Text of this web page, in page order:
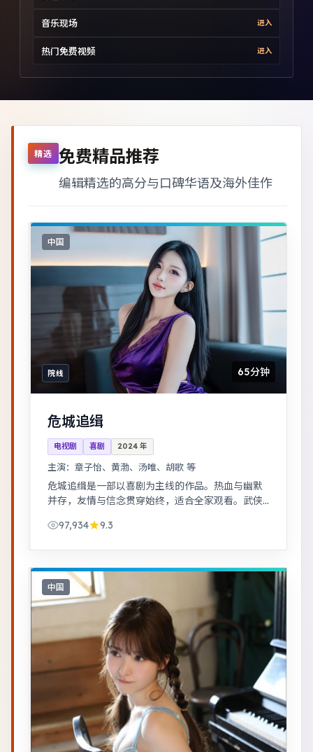
音乐现场 进入
热门免费视频 进入
精选 免费精品推荐
编辑精选的高分与口碑华语及海外佳作
中国
院线 65分钟
危城追缉
电视剧 喜剧 2024 年
主演： 章子怡、黄渤、汤唯、胡歌 等
危城追缉是一部以喜剧为主线的作品。热血与幽默
并存，友情与信念贯穿始终，适合全家观看。武侠
97,934
9.3
中国